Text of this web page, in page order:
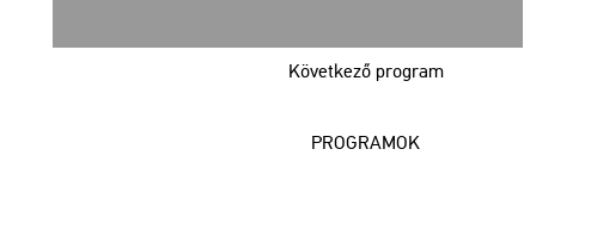
Következő program
PROGRAMOK